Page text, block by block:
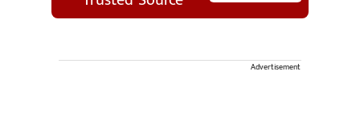
Advertisement